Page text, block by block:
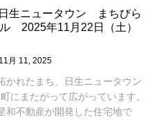
生ニュータウン まちびら
2025年11月22日（土）
11月 11, 20256
2
,
2
0
かれたまち、日生ニュータウン
にまたがって広がっています。
和不動産が開発した住宅地で